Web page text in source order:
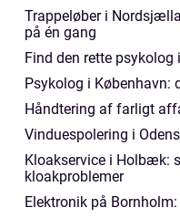
Trappeløber i
på én gang
Find den rette
Psykolog i
Håndtering af farligt
Vinduespolering i
Kloakservice i Holbæk:
kloakproblemer
Elektronik på